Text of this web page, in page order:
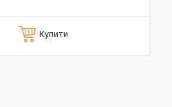
Купити